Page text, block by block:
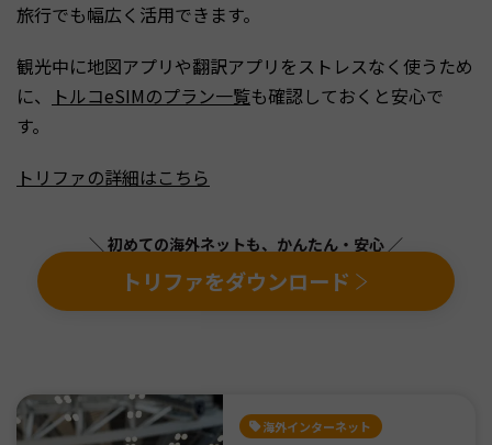
旅行でも幅広く活用できます。
観光中に地図アプリや翻訳アプリをストレスなく使うため
に、
トルコeSIMのプラン一覧も確認しておくと安心で
す。
トリファの詳細はこちら
＼ 初めての海外ネットも、かんたん・安心 ／
トリファをダウンロード
海外インターネット